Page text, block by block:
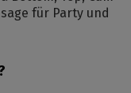
für Party und